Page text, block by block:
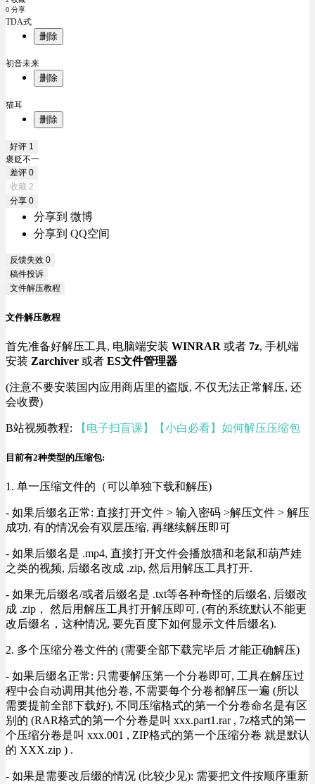
0 分享
TDA式
删除
初音未来
删除
猫耳
删除
好评 1
褒贬不一
差评 0
收藏 2
分享 0
分享到 微博
分享到 QQ空间
反馈失效 0
稿件投诉
文件解压教程
文件解压教程
首先准备好解压工具, 电脑端安装 WINRAR 或者 7z, 手机端
安装 Zarchiver 或者 ES文件管理器
(注意不要安装国内应用商店里的盗版, 不仅无法正常解压, 还
会收费)
B站视频教程: 【电子扫盲课】【小白必看】如何解压压缩包
目前有2种类型的压缩包:
1. 单一压缩文件的（可以单独下载和解压)
- 如果后缀名正常: 直接打开文件 > 输入密码 >解压文件 > 解压
成功, 有的情况会有双层压缩, 再继续解压即可
- 如果后缀名是 .mp4, 直接打开文件会播放猫和老鼠和葫芦娃
之类的视频, 后缀名改成 .zip, 然后用解压工具打开.
- 如果无后缀名/或者后缀名是 .txt等各种奇怪的后缀名, 后缀改
成 .zip， 然后用解压工具打开解压即可, (有的系统默认不能更
改后缀名，这种情况, 要先百度下如何显示文件后缀名).
2. 多个压缩分卷文件的 (需要全部下载完毕后 才能正确解压)
- 如果后缀名正常: 只需要解压第一个分卷即可, 工具在解压过
程中会自动调用其他分卷, 不需要每个分卷都解压一遍 (所以
需要提前全部下载好), 不同压缩格式的第一个分卷命名是有区
别的 (RAR格式的第一个分卷是叫 xxx.part1.rar , 7z格式的第一
个压缩分卷是叫 xxx.001 , ZIP格式的第一个压缩分卷 就是默认
的 XXX.zip ) .
- 如果是需要改后缀的情况 (比较少见): 需要把文件按顺序重新